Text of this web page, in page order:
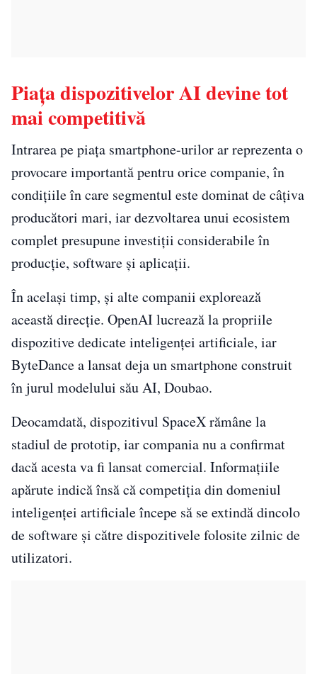
Piața dispozitivelor AI devine tot
mai competitivă
Intrarea pe piața smartphone-urilor ar reprezenta o
provocare importantă pentru orice companie, în
condițiile în care segmentul este dominat de câțiva
producători mari, iar dezvoltarea unui ecosistem
complet presupune investiții considerabile în
producție, software și aplicații.
În același timp, și alte companii explorează
această direcție. OpenAI lucrează la propriile
dispozitive dedicate inteligenței artificiale, iar
ByteDance a lansat deja un smartphone construit
în jurul modelului său AI, Doubao.
Deocamdată, dispozitivul SpaceX rămâne la
stadiul de prototip, iar compania nu a confirmat
dacă acesta va fi lansat comercial. Informațiile
apărute indică însă că competiția din domeniul
inteligenței artificiale începe să se extindă dincolo
de software și către dispozitivele folosite zilnic de
utilizatori.